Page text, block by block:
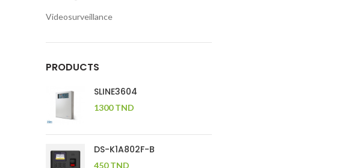
Videosurveillance
PRODUCTS
SLINE3604
1300TND
DS-K1A802F-B
450TND